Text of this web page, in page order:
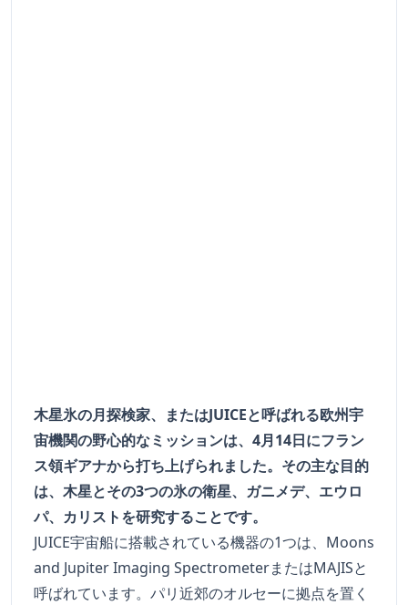
木星氷の月探検家、またはJUICEと呼ばれる欧州宇
宙機関の野心的なミッションは、4月14日にフラン
ス領ギアナから打ち上げられました。その主な目的
は、木星とその3つの氷の衛星、ガニメデ、エウロ
パ、カリストを研究することです。
JUICE宇宙船に搭載されている機器の1つは、Moons
and Jupiter Imaging SpectrometerまたはMAJISと
呼ばれています。パリ近郊のオルセーに拠点を置く